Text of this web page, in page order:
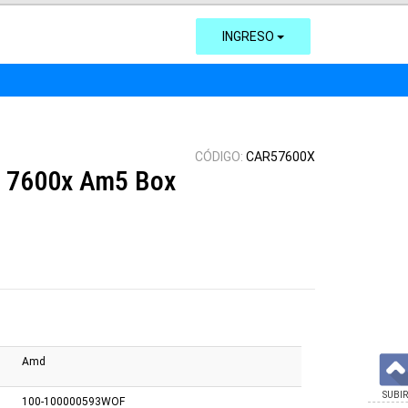
INGRESO
CÓDIGO: CAR57600X
Am5 Box
Amd
100-100000593WOF SUBIR